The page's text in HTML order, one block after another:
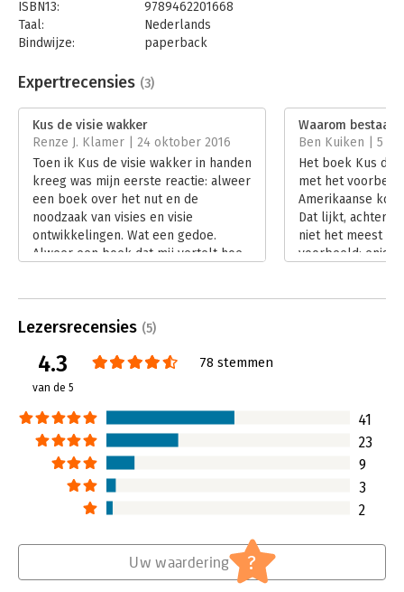
doorbraken door het inspireren van doorbraken door het
inspireren en verbinden van mensen. Hans van der Loo doet dit
als zelfstandig adviseur, terwijl Jeroen Geelhoed en Salem
&Samhoud. De drie schreven eerder het veelgeprezen boek
voor opwinding heeft gezorgd.
ISBN13:
9789462201668
Taal:
Nederlands
Bindwijze:
paperback
Uitgever:
Boom
Verschijningsdatum:
Hoofdrubriek: Strategisch management
Expertrecensies (3)
Kus de visie wakker
Renze J. Klamer | 24 oktober 2016
Toen ik Kus de visie wakker in handen
kreeg was mijn eerste reactie: alweer
een boek over het nut en de
noodzaak van visies en visie
ontwikkelingen. Wat een gedoe.
Alweer een boek dat mij vertelt hoe
Waarom bestaan
Ben Kuiken | 5
Het boek Kus de
met het
Amerikaanse
Dat lijkt, achteraf
niet het meest
voorbeeld: enige
Lezersrecensies (5)
4.3
van de 5
78 stemmen
41
23
9
3
2
Uw waardering ?